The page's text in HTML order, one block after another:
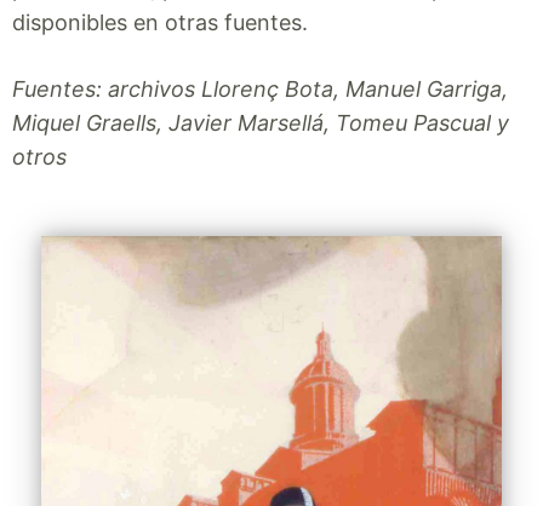
disponibles en otras fuentes.
Fuentes: archivos Llorenç Bota, Manuel Garriga,
Miquel Graells, Javier Marsellá, Tomeu Pascual y
otros